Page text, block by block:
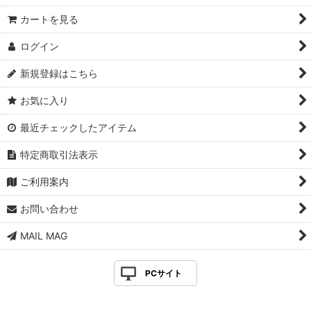
カートを見る
ログイン
新規登録はこちら
お気に入り
最近チェックしたアイテム
特定商取引法表示
ご利用案内
お問い合わせ
MAIL MAG
PCサイト